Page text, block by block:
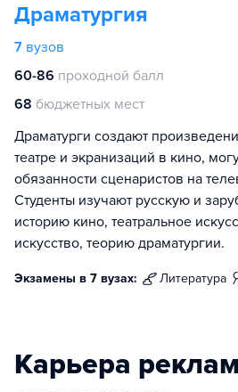
Драматургия
7 вузов
60-86 проходной балл
68 бюджетных мест
Драматурги создают
театре и экранизаций в кино,
обязанности сценаристов на
Студенты изучают русскую и
историю кино, театральное
искусство, теорию драматургии.
Экзамены в 7 вузах: литература
Карьера